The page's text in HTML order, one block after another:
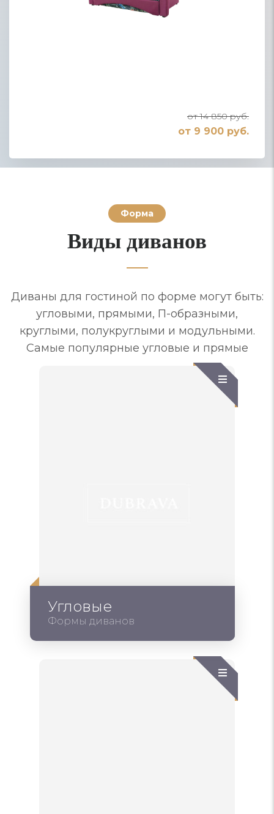
от 14 850 руб.
от 9 900 руб.
Форма
Виды диванов
Диваны для гостиной по форме могут быть:
угловыми, прямыми, П-образными,
круглыми, полукруглыми и модульными.
Самые популярные угловые и прямые
Угловые
Формы диванов